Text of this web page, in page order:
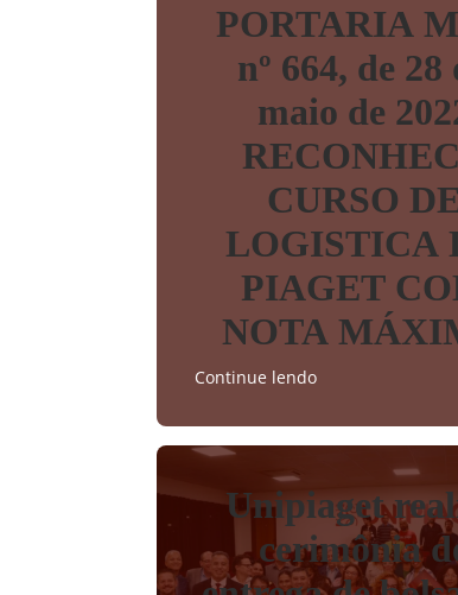
PORTARIA
nº 664, de 28
maio de
CURSO
LOGISTICA
PIAGET
NOTA
Continue lendo
Unipiaget
cerimônia